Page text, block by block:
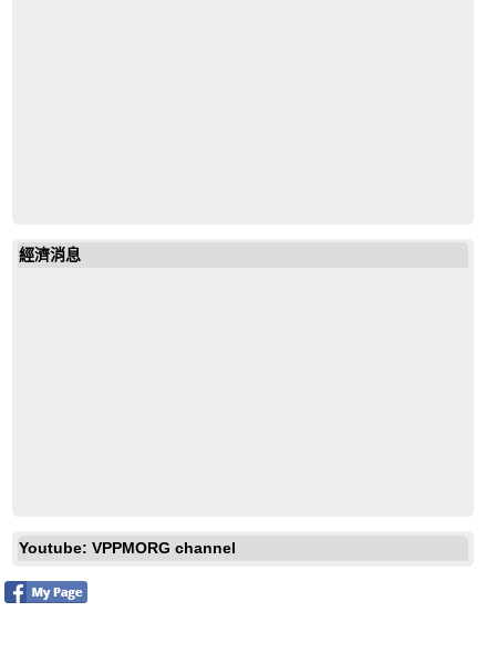
經濟消息
Youtube: VPPMORG channel